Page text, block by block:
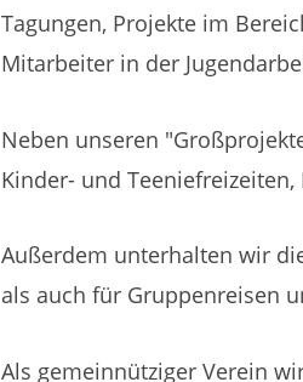
Tagungen, Projekte im
Mitarbeiter in der
Neben unseren
Kinder- und
Außerdem unterhalten wir
als auch für Gruppenreisen
Als gemeinnütziger Verein